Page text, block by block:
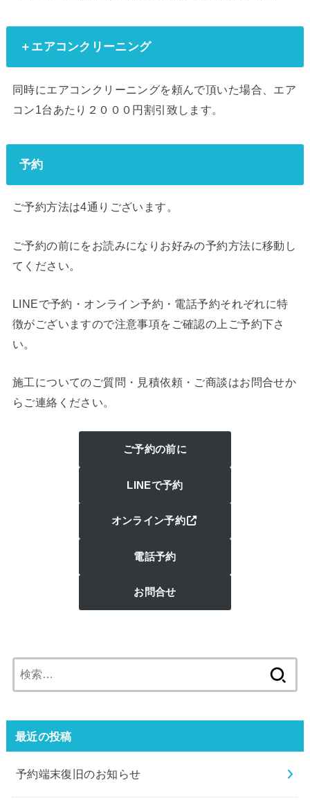
＋エアコンクリーニング
同時にエアコンクリーニングを頼んで頂いた場合、エア
コン1台あたり２０００円割引致します。
予約
ご予約方法は4通りございます。
ご予約の前にをお読みになりお好みの予約方法に移動し
てください。
LINEで予約・オンライン予約・電話予約それぞれに特
徴がございますので注意事項をご確認の上ご予約下さ
い。
施工についてのご質問・見積依頼・ご商談はお問合せか
らご連絡ください。
ご予約の前に
LINEで予約
オンライン予約
電話予約
お問合せ
索:
最近の投稿
予約端末復旧のお知らせ